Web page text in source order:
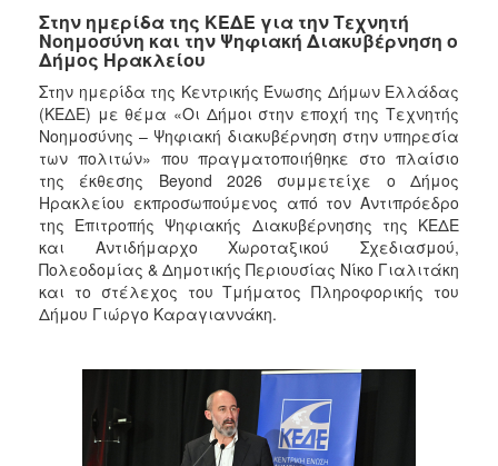
ΕΠΙΣΚΕΠΤΗΣ
ΗΡΑΚΛΕΙΟ
Στην ημερίδα της ΚΕΔΕ για την Τεχνητή
Νοημοσύνη και την Ψηφιακή Διακυβέρνηση ο
Δήμος Ηρακλείου
Στην ημερίδα της Κεντρικής Ένωσης Δήμων Ελλάδας
(ΚΕΔΕ) με θέμα «Οι Δήμοι στην εποχή της Τεχνητής
Νοημοσύνης – Ψηφιακή διακυβέρνηση στην υπηρεσία
των πολιτών» που πραγματοποιήθηκε στο πλαίσιο
της έκθεσης Beyond 2026 συμμετείχε ο Δήμος
Ηρακλείου εκπροσωπούμενος από τον Αντιπρόεδρο
της Επιτροπής Ψηφιακής Διακυβέρνησης της ΚΕΔΕ
και Αντιδήμαρχο Χωροταξικού Σχεδιασμού,
Πολεοδομίας & Δημοτικής Περιουσίας Νίκο Γιαλιτάκη
και το στέλεχος του Τμήματος Πληροφορικής του
Δήμου Γιώργο Καραγιαννάκη.